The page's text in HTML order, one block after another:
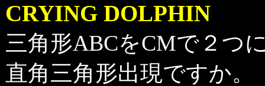
CRYING DOLPHIN
三角形ABCをCMで２つ
直角三角形出現ですか。